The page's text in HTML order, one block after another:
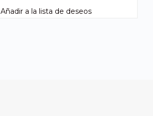
Añadir a la lista de deseos